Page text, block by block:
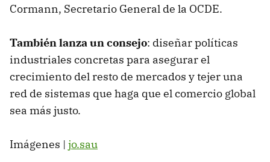
Cormann, Secretario General de la OCDE.
También lanza un consejo: diseñar políticas
industriales concretas para asegurar el
crecimiento del resto de mercados y tejer una
red de sistemas que haga que el comercio global
sea más justo.
Imágenes | jo.sau